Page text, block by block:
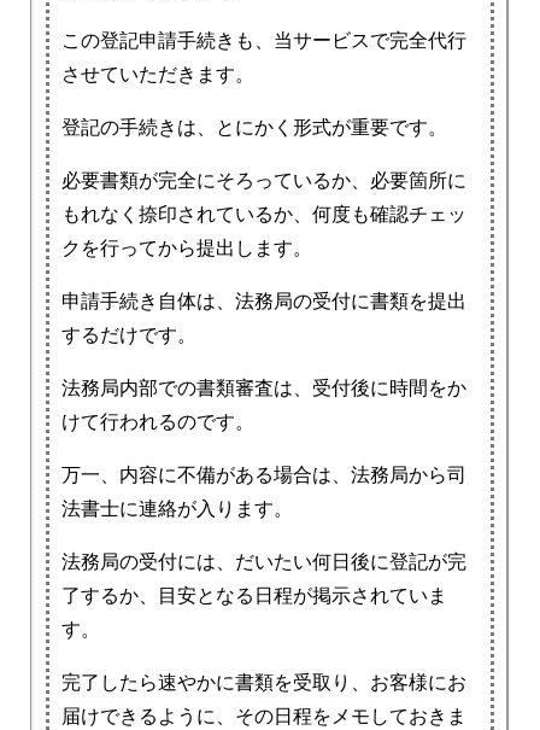
この登記申請手続きも、当サービスで完全代行
させていただきます。
登記の手続きは、とにかく形式が重要です。
必要書類が完全にそろっているか、必要箇所に
もれなく捺印されているか、何度も確認チェッ
クを行ってから提出します。
申請手続き自体は、法務局の受付に書類を提出
するだけです。
法務局内部での書類審査は、受付後に時間をか
けて行われるのです。
万一、内容に不備がある場合は、法務局から司
法書士に連絡が入ります。
法務局の受付には、だいたい何日後に登記が完
了するか、目安となる日程が掲示されていま
す。
完了したら速やかに書類を受取り、お客様にお
届けできるように、その日程をメモしておきま